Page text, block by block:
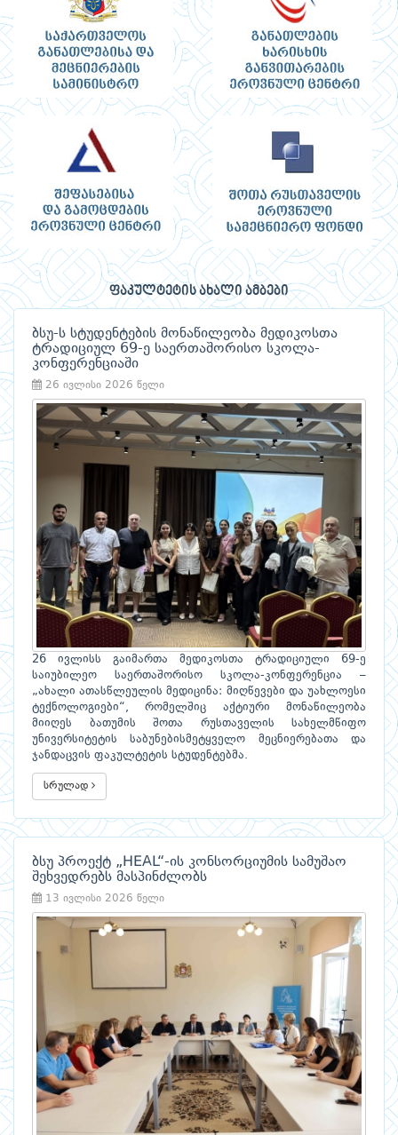
ფაკულტეტის ახალი ამბები
ბსუ-ს სტუდენტების მონაწილეობა მედიკოსთა
ტრადიციულ 69-ე საერთაშორისო სკოლა-
კონფერენციაში
26 ივლისი 2026 წელი
26 ივლისს გაიმართა მედიკოსთა ტრადიციული 69-ე
საიუბილეო საერთაშორისო სკოლა-კონფერენცია –
„ახალი ათასწლეულის მედიცინა: მიღწევები და უახლოესი
ტექნოლოგიები“, რომელშიც აქტიური მონაწილეობა
მიიღეს ბათუმის შოთა რუსთაველის სახელმწიფო
უნივერსიტეტის საბუნებისმეტყველო მეცნიერებათა და
ჯანდაცვის ფაკულტეტის სტუდენტებმა.
სრულად
ბსუ პროექტ „HEAL“-ის კონსორციუმის სამუშაო
შეხვედრებს მასპინძლობს
13 ივლისი 2026 წელი